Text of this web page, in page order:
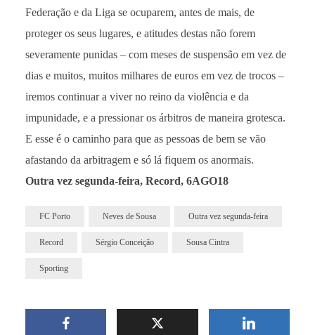
Federação e da Liga se ocuparem, antes de mais, de
proteger os seus lugares, e atitudes destas não forem
severamente punidas – com meses de suspensão em vez de
dias e muitos, muitos milhares de euros em vez de trocos –
iremos continuar a viver no reino da violência e da
impunidade, e a pressionar os árbitros de maneira grotesca.
E esse é o caminho para que as pessoas de bem se vão
afastando da arbitragem e só lá fiquem os anormais.
Outra vez segunda-feira, Record, 6AGO18
FC Porto Neves de Sousa Outra vez segunda-feira
Record Sérgio Conceição Sousa Cintra
Sporting